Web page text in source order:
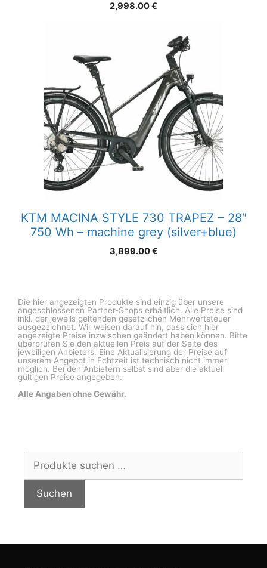
2,998.00€
KTM MACINA STYLE 730 TRAPEZ – 28″
750 Wh – machine grey (silver+blue)
3,899.00€
Die hier angezeigten Produkte sind einzig über unsere
angeschlossenen Partner-Shops erhältlich. Alle Preise sind
inkl. der jeweils geltenden gesetzlichen Mehrwertsteuer
ausgezeichnet. Wir weisen darauf hin, dass sich hier
angezeigte Preise inzwischen geändert haben können. Bitte
überprüfen Sie den aktuellen Preis auf der Seite des
jeweiligen Anbieters. Eine Aktualisierung der Preise auf
unserem Angebot in Echtzeit ist technisch nicht immer
möglich. Bei den Anbietern selbst sind aber die aktuell
gültigen Preise angegeben.
Alle Angaben ohne Gewähr.
Suchen
Suchen